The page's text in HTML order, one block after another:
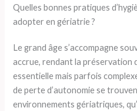
Quelles bonnes pratiques
adopter en gériatrie ?
Le grand âge s’accompagne
accrue, rendant la préservation
essentielle mais parfois
de perte d’autonomie se
environnements gériatriques,